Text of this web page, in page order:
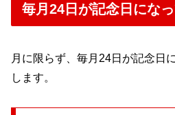
毎月24日が記念日にな
月に限らず、毎月24日が記念日
します。